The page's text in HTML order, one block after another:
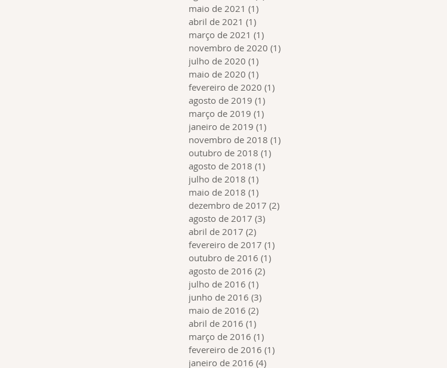
maio de 2021 (1)
abril de 2021 (1)
março de 2021 (1)
novembro de 2020 (1)
julho de 2020 (1)
maio de 2020 (1)
fevereiro de 2020 (1)
agosto de 2019 (1)
março de 2019 (1)
janeiro de 2019 (1)
novembro de 2018 (1)
outubro de 2018 (1)
agosto de 2018 (1)
julho de 2018 (1)
maio de 2018 (1)
dezembro de 2017 (2)
agosto de 2017 (3)
abril de 2017 (2)
fevereiro de 2017 (1)
outubro de 2016 (1)
agosto de 2016 (2)
julho de 2016 (1)
junho de 2016 (3)
maio de 2016 (2)
abril de 2016 (1)
março de 2016 (1)
fevereiro de 2016 (1)
janeiro de 2016 (4)